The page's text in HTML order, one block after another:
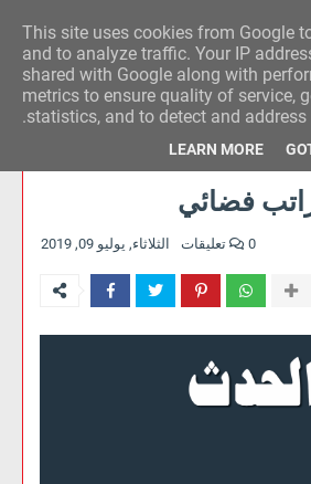
وكالة الحدث للآراء
راتب فضائي
الثلاثاء, يوليو 09, 2019 0 تعليقات
This site uses cookies from Google
and to analyze traffic. Your IP
shared with Google along with
metrics to ensure quality of service,
statistics, and to detect and address
LEARN MORE